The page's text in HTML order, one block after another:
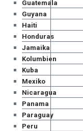
Guatemala
Guyana
Haiti
Honduras
Jamaika
Kolumbien
Kuba
Mexiko
Nicaragua
Panama
Paraguay
Peru